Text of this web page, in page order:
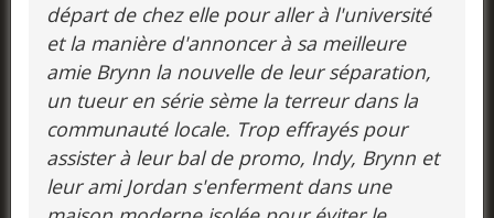
départ de chez elle pour aller à l'université
et la manière d'annoncer à sa meilleure
amie Brynn la nouvelle de leur séparation,
un tueur en série sème la terreur dans la
communauté locale. Trop effrayés pour
assister à leur bal de promo, Indy, Brynn et
leur ami Jordan s'enferment dans une